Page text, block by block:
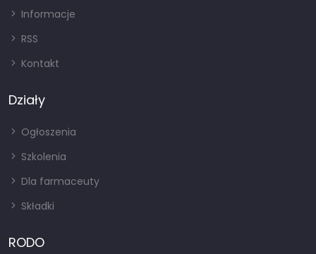
Informacje
RSS
Kontakt
Działy
Ogłoszenia
Szkolenia
Dla farmaceuty
Składki
RODO